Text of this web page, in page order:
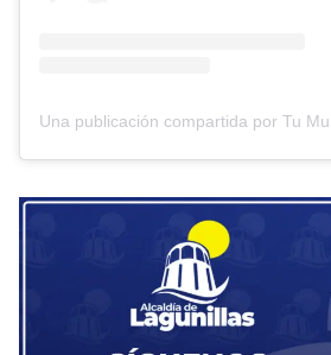
Una publicación compartida por Tu Mundo